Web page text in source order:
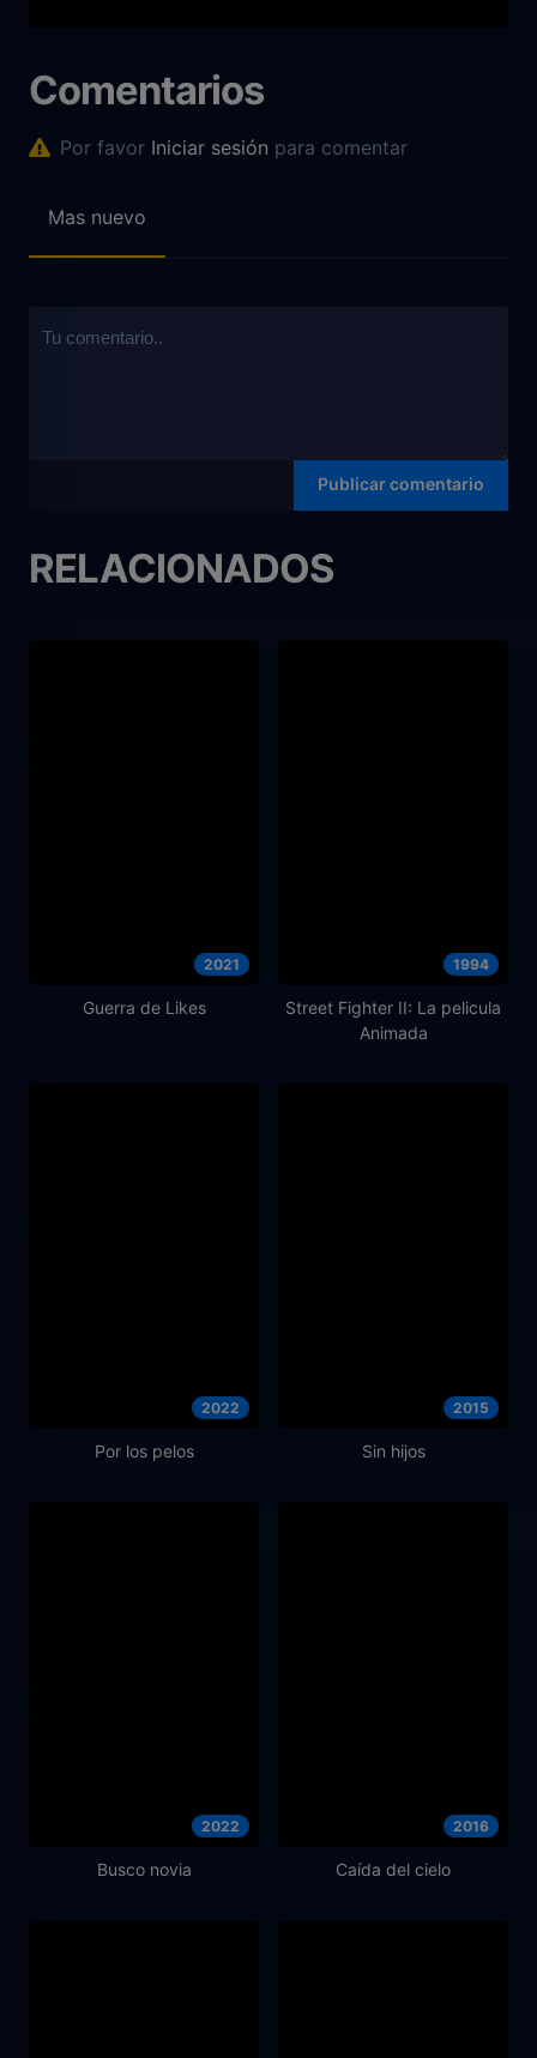
Comentarios
Por favor Iniciar sesión para comentar
Mas nuevo
RELACIONADOS
2021
Guerra de Likes
1994
Street Fighter II: La pelicula
Animada
2022
Por los pelos
2015
Sin hijos
2022
Busco novia
2016
Caída del cielo